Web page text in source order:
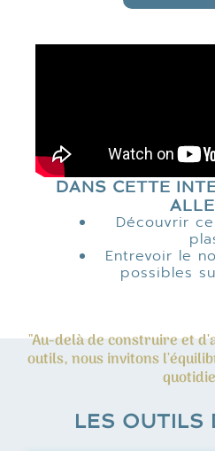
DANS CETTE
Découvrir
Entrevoir le
possibles
"Au-delà de construire et
outils, nous invitons
LES OUTILS